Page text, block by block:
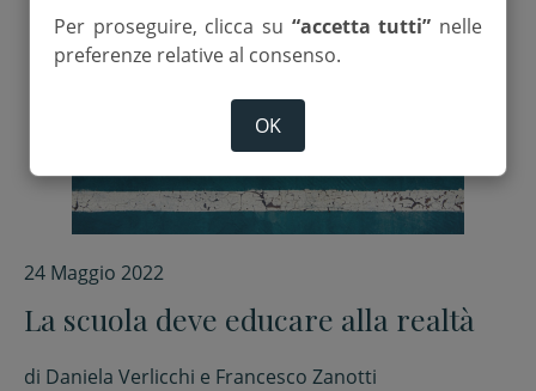
24 Maggio 2022
La scuola deve educare alla realtà
di Daniela Verlicchi e Francesco Zanotti
Per proseguire, clicca su “accetta tutti” nelle
preferenze relative al consenso.
OK